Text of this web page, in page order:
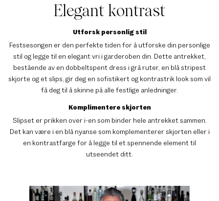
Elegant kontrast
Utforsk personlig stil
Festsesongen er den perfekte tiden for å utforske din personlige
stil og legge til en elegant vri i garderoben din. Dette antrekket,
bestående av en dobbeltspent dress i grå ruter, en blå stripest
skjorte og et slips, gir deg en sofistikert og kontrastrik look som vil
få deg til å skinne på alle festlige anledninger.
Komplimentere skjorten
Slipset er prikken over i-en som binder hele antrekket sammen.
Det kan være i en blå nyanse som komplementerer skjorten eller i
en kontrastfarge for å legge til et spennende element til
utseendet ditt.